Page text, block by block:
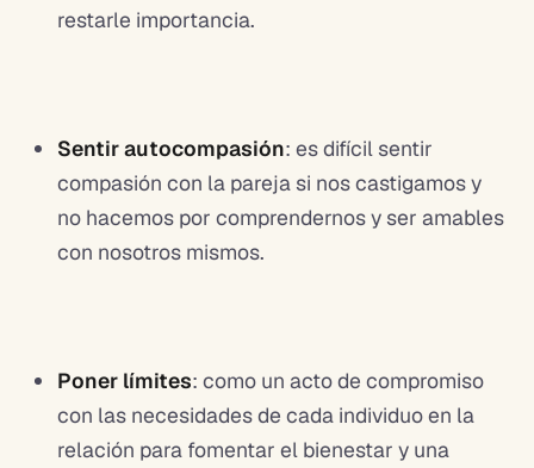
restarle importancia.
Sentir autocompasión: es difícil sentir
compasión con la pareja si nos castigamos y
no hacemos por comprendernos y ser amables
con nosotros mismos.
Poner límites: como un acto de compromiso
con las necesidades de cada individuo en la
relación para fomentar el bienestar y una